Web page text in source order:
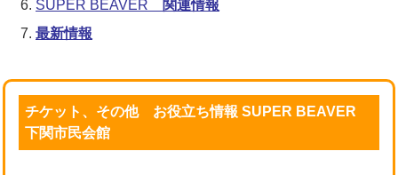
SUPER BEAVER
関連情報
最新情報
チケット、その他 お役立ち情報 SUPER BEAVER
下関市民会館